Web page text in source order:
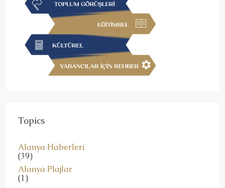
Topics
Alanya Haberleri
(39)
Alanya Plajlar
(1)